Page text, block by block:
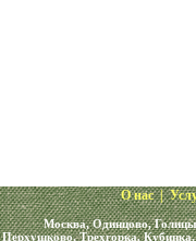
О нас|
Москва, Одинцово,
Перхушково, Трехгорка,